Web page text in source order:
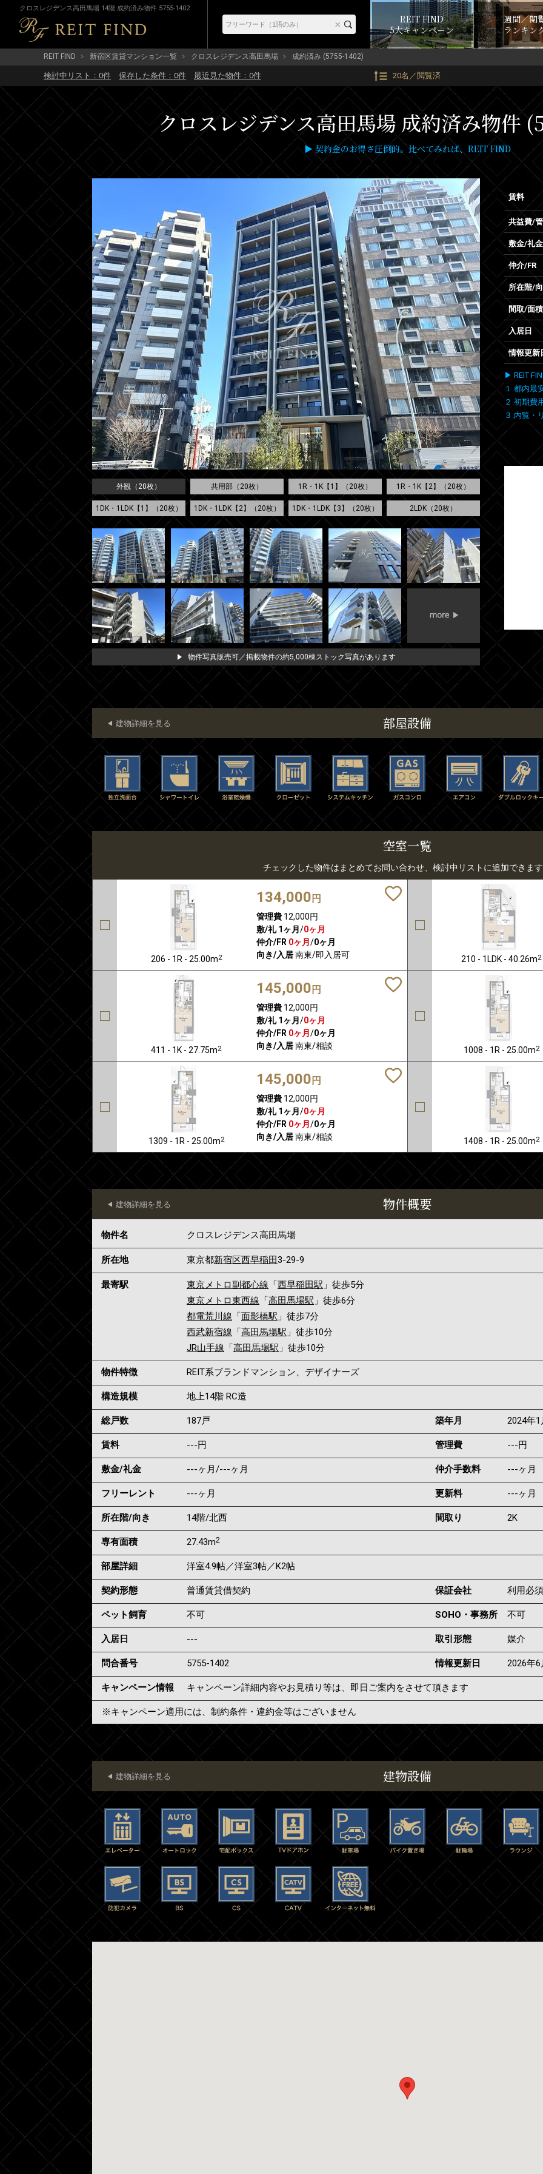
クロスレジデンス高田馬場 14階 成約済み物件 5755-1402
REIT FIND
5大キャンペーン
週間／閲
ランキン
REIT FIND 新宿区賃貸マンション一覧 クロスレジデンス高田馬場 成約済み (5755-1402)
検討中リスト： 0件 保存した条件： 0件 最近見た物件： 0件 20名／閲覧済
クロスレジデンス高田馬場 成約済み物件
▶ 契約金のお得さ圧倒的。比べてみれば、REIT FIND
外観（20枚） 共用部（20枚） 1R・1K【1】（20枚） 1R・1K【2】（20枚）
1DK・1LDK【1】（20枚） 1DK・1LDK【2】（20枚） 1DK・1LDK【3】（20枚） 2LDK（20枚）
物件写真販売可／掲載物件の約5,000棟ストック写真があります
賃料
共益費/
敷金/礼金
仲介/FR
所在階/
間取/面積
入居日
情報更新
▶ REIT
１.都内最
２.初期費
３.内覧・
部屋設備
建物詳細を見る
空室一覧
チェックした物件はまとめてお問い合わせ、検討中リストに追加できま
206 - 1R - 25.00m2
134,000 円
管理費12,000円
敷/礼 1ヶ月 /0ヶ月
仲介/FR 0ヶ月 /0ヶ月
向き/入居南東/即入居可 210 - 1LDK - 40.26m2
411 - 1K - 27.75m2
145,000 円
管理費12,000円
敷/礼 1ヶ月 /0ヶ月
仲介/FR 0ヶ月 /0ヶ月
向き/入居南東/相談 1008 - 1R - 25.00m2
1309 - 1R - 25.00m2
145,000 円
管理費12,000円
敷/礼 1ヶ月 /0ヶ月
仲介/FR 0ヶ月 /0ヶ月
向き/入居南東/相談 1408 - 1R - 25.00m2
物件概要
建物詳細を見る
物件名 クロスレジデンス高田馬場
所在地 東京都新宿区西早稲田3-29-9
最寄駅 東京メトロ副都心線 「西早稲田駅 」徒歩5分
東京メトロ東西線 「高田馬場駅 」徒歩6分
都電荒川線 「面影橋駅 」徒歩7分
西武新宿線 「高田馬場駅 」徒歩10分
JR山手線 「高田馬場駅 」徒歩10分
物件特徴 REIT系ブランドマンション、デザイナーズ
構造規模 地上14階 RC造
総戸数 187戸 築年月 2024年1
賃料 ---円 管理費 ---円
敷金/礼金 ---ヶ月/---ヶ月 仲介手数料 ---ヶ月
フリーレント ---ヶ月 更新料 ---ヶ月
所在階/向き 14階/北西 間取り 2K
専有面積 27.43m2
部屋詳細 洋室4.9帖／洋室3帖／K2帖
契約形態 普通賃貸借契約 保証会社 利用必須
ペット飼育 不可 SOHO・事務所 不可
入居日 --- 取引形態 媒介
問合番号 5755-1402 情報更新日 2026年
キャンペーン情報 キャンペーン詳細内容やお見積り等は、即日ご案内をさせて頂きます
※キャンペーン適用には、制約条件・違約金等はございません
建物設備
建物詳細を見る